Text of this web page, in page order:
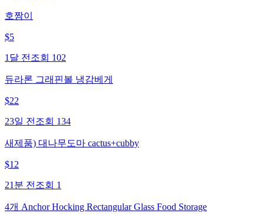
호짬이
$5
1달 전 조회 102
듀라론 그래핀볼 냉감베게
$22
23일 전 조회 134
새제품) 대나무도마 cactus+cubby
$12
21분 전 조회 1
4개 Anchor Hocking Rectangular Glass Food Storage